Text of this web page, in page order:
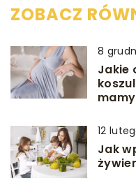
ZOBACZ
8
Jakie
12
Jak